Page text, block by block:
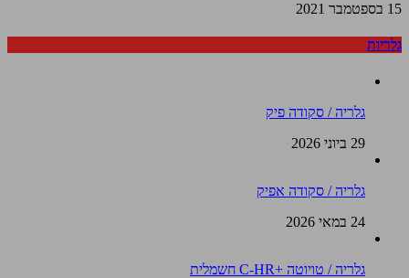
15 בספטמבר 2021
גלריות
גלריה / סקודה פיק
29 ביוני 2026
גלריה / סקודה אפיק
24 במאי 2026
גלריה / טויוטה +C-HR חשמלית